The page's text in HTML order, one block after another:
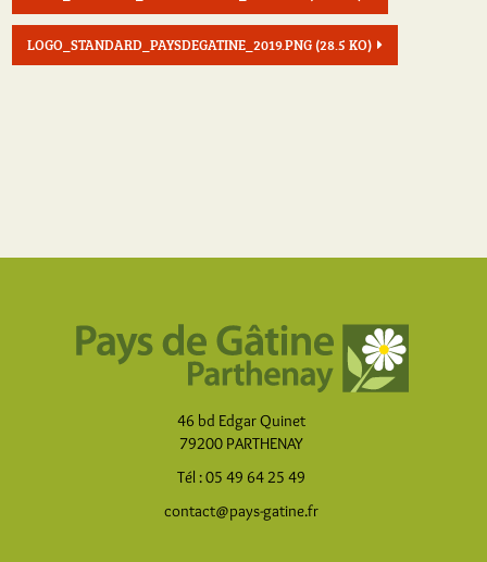
LOGO_STANDARD_PAYSDEGATINE_2019.PNG (28.5 KO)
46 bd Edgar Quinet
79200 PARTHENAY
Tél : 05 49 64 25 49
contact@pays-gatine.fr